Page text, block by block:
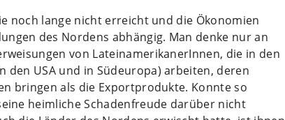
noch lange nicht erreicht und die Ökonomien
des Nordens abhängig. Man denke nur an
von LateinamerikanerInnen, die in den
den USA und in Südeuropa) arbeiten, deren
bringen als die Exportprodukte. Konnte so
heimliche Schadenfreude darüber nicht